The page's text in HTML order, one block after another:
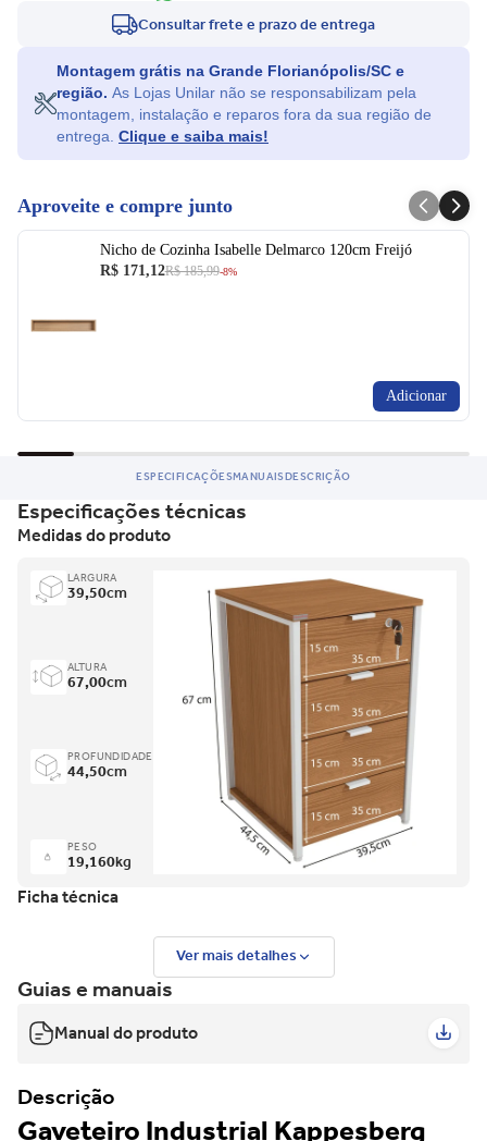
Consultar frete e prazo de entrega
Montagem grátis na Grande Florianópolis/SC e
região.
montagem, instalação e reparos fora da sua região de
entrega. Clique e saiba mais!
Aproveite e compre junto
Nicho de Cozinha Isabelle Delmarco 120cm Freijó
R$ 171,12R$ 185,99-8%
Adicionar
ESPECIFICAÇÕESMANUAISDESCRIÇÃO
Especificações técnicas
Medidas do produto
LARGURA
39,50cm
ALTURA
67,00cm
PROFUNDIDADE
44,50cm
PESO
19,160kg
Ficha técnica
Ver mais detalhes
Guias e manuais
Manual do produto
Descrição